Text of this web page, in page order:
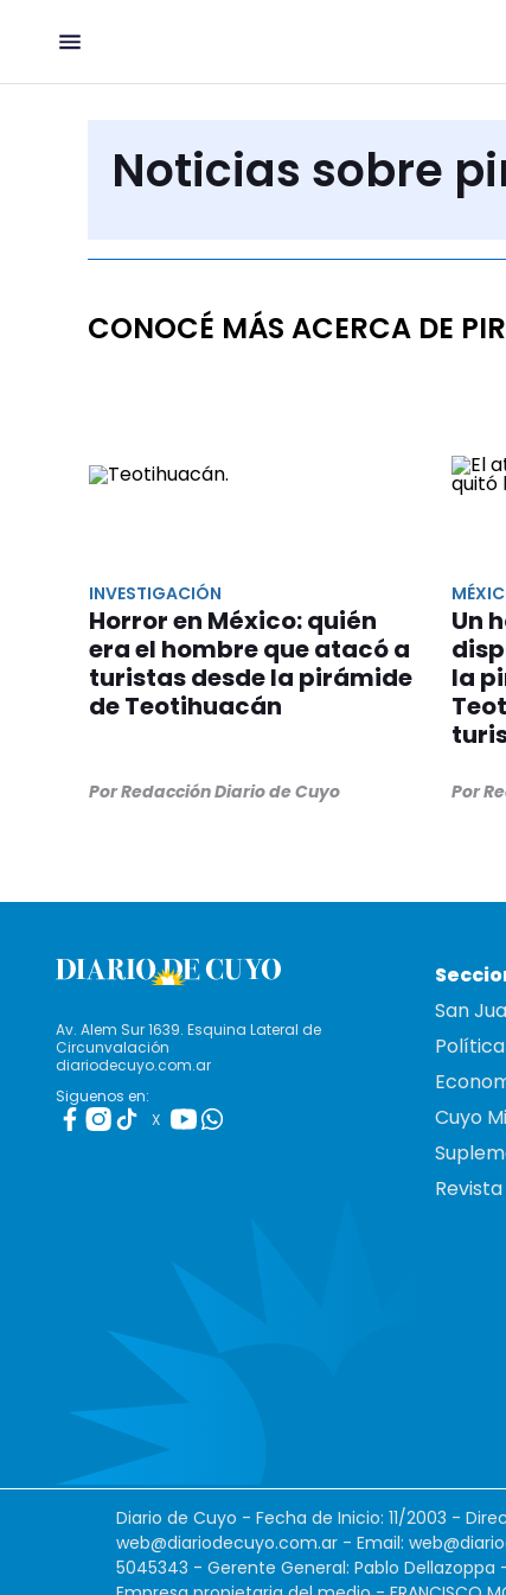
Noticias sobre
CONOCÉ MÁS ACERCA DE
INVESTIGACIÓN
Horror en México: quién
era el hombre que atacó a
turistas desde la pirámide
de Teotihuacán
Por Redacción Diario de Cuyo
Un
la
Por
Av. Alem Sur 1639. Esquina Lateral de
Circunvalación
diariodecuyo.com.ar
Siguenos en:
X
San
Política
Cuyo
Diario de Cuyo - Fecha de Inicio: 11/2003 -
web@diariodecuyo.com.ar - Email:
5045343 - Gerente General: Pablo